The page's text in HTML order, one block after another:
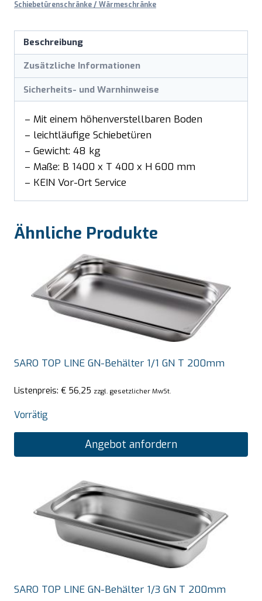
Schiebetürenschränke / Wärmeschränke
Beschreibung
Zusätzliche Informationen
Sicherheits- und Warnhinweise
– Mit einem höhenverstellbaren Boden
– leichtläufige Schiebetüren
– Gewicht: 48 kg
– Maße: B 1400 x T 400 x H 600 mm
– KEIN Vor-Ort Service
Ähnliche Produkte
SARO TOP LINE GN-Behälter 1/1 GN T 200mm
Listenpreis: € 56,25 zzgl. gesetzlicher MwSt.
Vorrätig
Angebot anfordern
SARO TOP LINE GN-Behälter 1/3 GN T 200mm